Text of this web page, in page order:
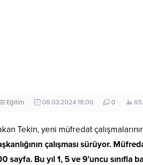
Eğitim 06.03.2024 18:00 0
Tekin, yeni müfredat
çalışması sürüyor.
sayfa. Bu yıl 1, 5 ve 9’uncu sınıfla